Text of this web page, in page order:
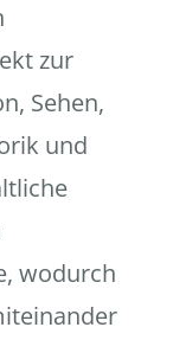
zur
Sehen,
und
wodurch